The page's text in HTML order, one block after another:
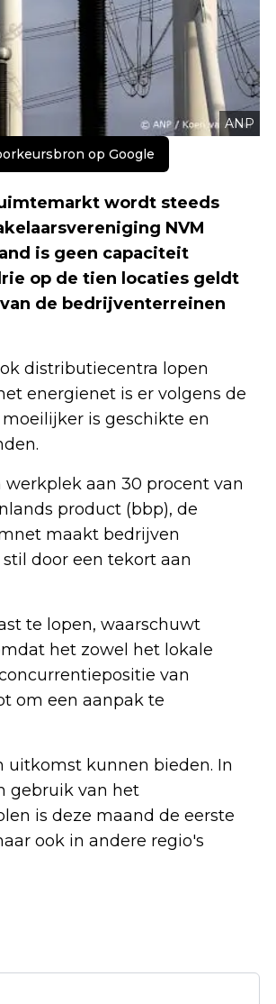
ANP
op Google
wordt steeds
NVM
is geen capaciteit
op de tien locaties geldt
de bedrijventerreinen
distributiecentra lopen
energienet is er volgens de
is geschikte en
aan 30 procent van
product (bbp), de
maakt bedrijven
door een tekort aan
te lopen, waarschuwt
het zowel het lokale
van
om een aanpak te
uitkomst kunnen bieden. In
gebruik van het
is deze maand de eerste
ook in andere regio's
IN LA PAZ